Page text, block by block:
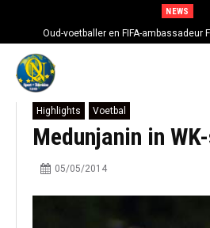
NEWS
Oud-voetballer en FIFA-ambassadeur
Highlights Voetbal
Medunjanin in
05/05/2014